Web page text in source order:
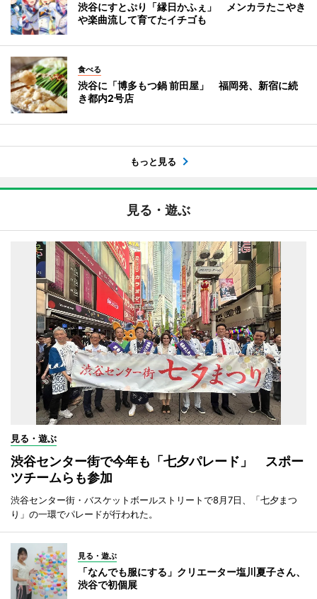
渋谷にすとぷり「縁日かふぇ」 メンカラたこやき
や楽曲流して育てたイチゴも
食べる
渋谷に「博多もつ鍋 前田屋」 福岡発、新宿に続
き都内2号店
もっと見る
見る・遊ぶ
見る・遊ぶ
渋谷センター街で今年も「七夕パレード」 スポー
ツチームらも参加
渋谷センター街・バスケットボールストリートで8月7日、「七夕まつ
り」の一環でパレードが行われた。
見る・遊ぶ
「なんでも服にする」クリエーター塩川夏子さん、
渋谷で初個展